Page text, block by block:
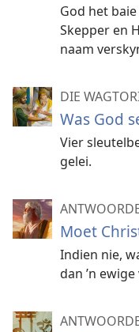
God het
Skepper en
naam
DIE
Was God
Vier
gelei.
Moet
Indien nie,
dan ’n